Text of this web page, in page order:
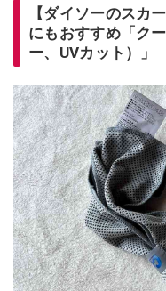
【ダイソーのスカ
にもおすすめ「ク
ー、UVカット）」